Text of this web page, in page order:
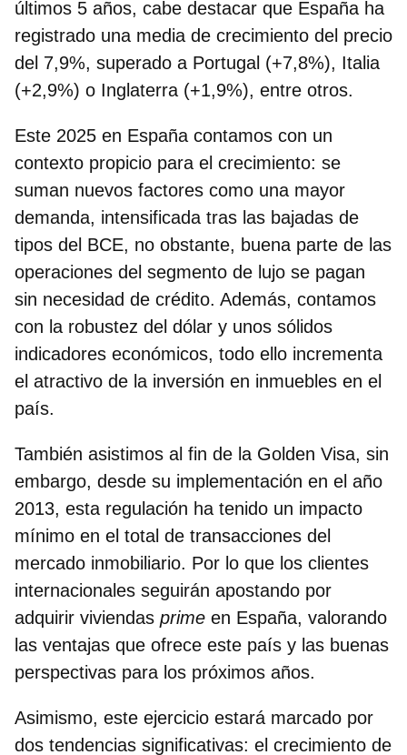
últimos 5 años, cabe destacar que España ha
registrado una media de crecimiento del precio
del 7,9%, superado a Portugal (+7,8%), Italia
(+2,9%) o Inglaterra (+1,9%), entre otros.
Este 2025 en España contamos con un
contexto propicio para el crecimiento: se
suman nuevos factores como una mayor
demanda, intensificada tras las bajadas de
tipos del BCE, no obstante, buena parte de las
operaciones del segmento de lujo se pagan
sin necesidad de crédito. Además, contamos
con la robustez del dólar y unos sólidos
indicadores económicos, todo ello incrementa
el atractivo de la inversión en inmuebles en el
país.
También asistimos al fin de la Golden Visa, sin
embargo, desde su implementación en el año
2013, esta regulación ha tenido un impacto
mínimo en el total de transacciones del
mercado inmobiliario. Por lo que los clientes
internacionales seguirán apostando por
adquirir viviendas prime en España, valorando
las ventajas que ofrece este país y las buenas
perspectivas para los próximos años.
Asimismo, este ejercicio estará marcado por
dos tendencias significativas: el crecimiento de